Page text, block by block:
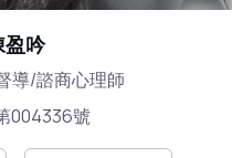
盈吟
導/諮商心理師
004336號